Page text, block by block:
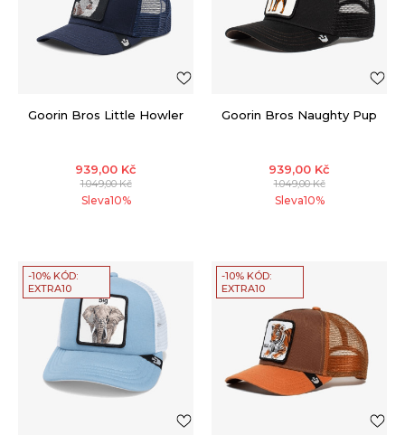
Goorin Bros Little Howler
939,00 Kč
1.049,00Kč
Sleva10%
Goorin Bros Naughty Pup
939,00 Kč
1.049,00Kč
Sleva10%
-10% KÓD:
EXTRA10
-10% KÓD:
EXTRA10